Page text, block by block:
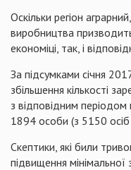
Оскільки регіон
виробництва
економіці, так, і
За підсумками січня
збільшення кількості
з відповідним
1894 особи (з 5150
Скептики, які били
підвищення